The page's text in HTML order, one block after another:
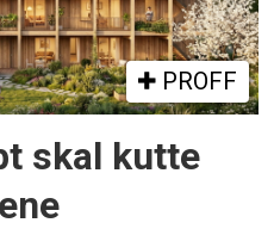
PROFF
skal kutte